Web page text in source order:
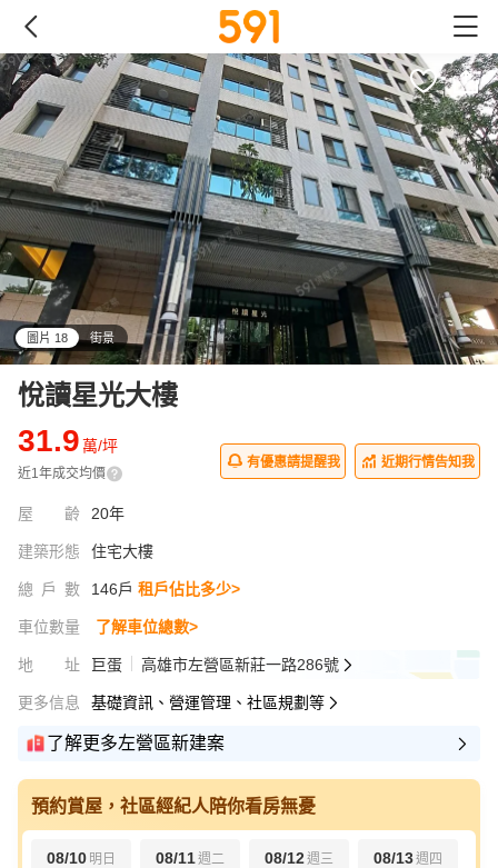
圖片 18 街景
悅讀星光大樓
31.9萬/坪
近1年成交均價
有優惠請提醒我 近期行情告知我
屋齡 20年
建築形態 住宅大樓
總戶數 146戶 租戶佔比多少>
車位數量 了解車位總數>
地址 巨蛋 高雄市左營區新莊一路286號
更多信息 基礎資訊、營運管理、社區規劃等
了解更多左營區新建案
預約賞屋，社區經紀人陪你看房無憂
08/10 明日 08/11週二 08/12週三 08/13週四